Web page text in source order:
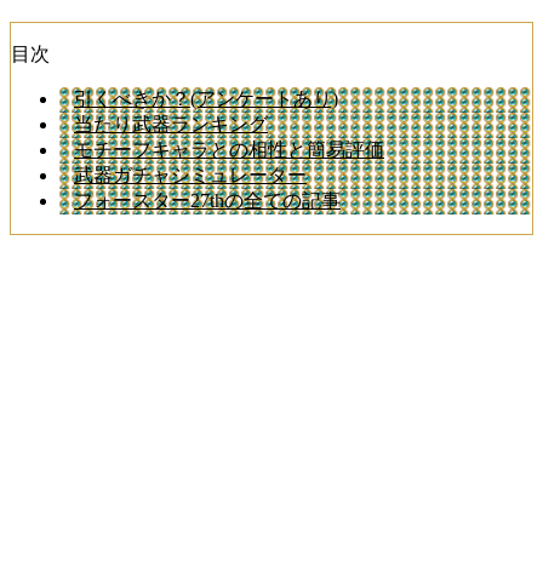
目次
引くべきか？(アンケートあり)
当たり武器ランキング
モチーフキャラとの相性と簡易評価
武器ガチャシミュレーター
フォースター27thの全ての記事